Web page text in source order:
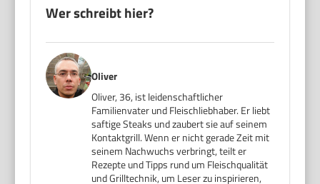
Wer schreibt hier?
Oliver
Oliver, 36, ist leidenschaftlicher
Familienvater und Fleischliebhaber. Er liebt
saftige Steaks und zaubert sie auf seinem
Kontaktgrill. Wenn er nicht gerade Zeit mit
seinem Nachwuchs verbringt, teilt er
Rezepte und Tipps rund um Fleischqualität
und Grilltechnik, um Leser zu inspirieren,